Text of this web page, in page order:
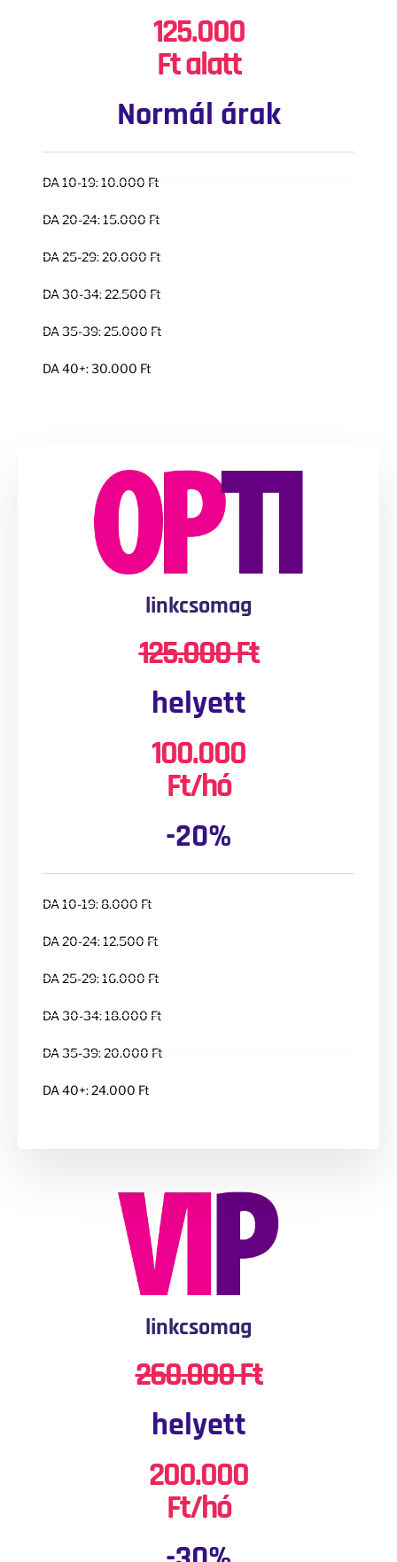
125.000
Ft alatt
Normál árak
DA 10-19: 10.000 Ft
DA 20-24: 15.000 Ft
DA 25-29: 20.000 Ft
DA 30-34: 22.500 Ft
DA 35-39: 25.000 Ft
DA 40+: 30.000 Ft
linkcsomag
125.000 Ft
helyett
100.000
Ft/hó
-20%
DA 10-19: 8.000 Ft
DA 20-24: 12.500 Ft
DA 25-29: 16.000 Ft
DA 30-34: 18.000 Ft
DA 35-39: 20.000 Ft
DA 40+: 24.000 Ft
linkcsomag
260.000 Ft
helyett
200.000
Ft/hó